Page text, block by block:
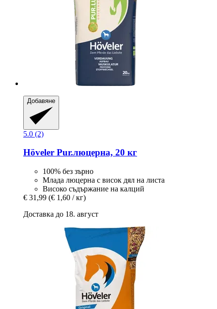
Добавяне
5.0 (2)
Höveler Pur.люцерна, 20 кг
100% без зърно
Млада люцерна с висок дял на листа
Високо съдържание на калций
€ 31,99 (€ 1,60 / кг)
Доставка до 18. август